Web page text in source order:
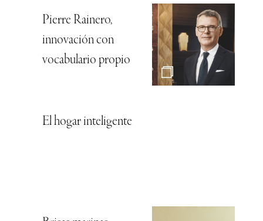
Pierre Rainero,
innovación con
vocabulario propio
El hogar inteligente